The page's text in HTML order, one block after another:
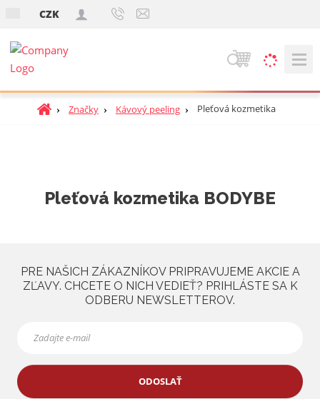
CZK
V
h
ľ
a
Ú
s
n
a
Značky Kávový peeling Pleťová kozmetika
Pleťová kozmetika BODYBE
PRE NAŠICH ZÁKAZNÍKOV PRIPRAVUJEME AKCIE A
ZĽAVY. CHCETE O NICH VEDIEŤ? PRIHLÁSTE SA K
ODBERU NEWSLETTEROV.
ODOSLAŤ